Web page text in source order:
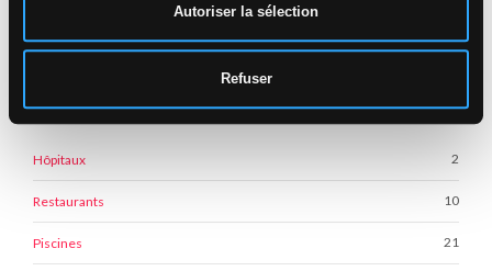
Autoriser la sélection
Refuser
CATÉGORIES RÉALISATIONS
Hôpitaux 2
Restaurants 10
Piscines 21